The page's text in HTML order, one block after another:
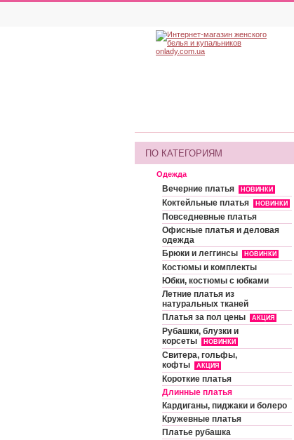
ПО КАТЕГОРИЯМ
Одежда
Вечерние платья НОВИНКИ
Коктейльные платья НОВИНКИ
Повседневные платья
Офисные платья и деловая
одежда
Брюки и леггинсы
НОВИНКИ
Костюмы и комплекты
Юбки, костюмы с юбками
Летние платья из
натуральных тканей
Платья за пол цены
АКЦИЯ
Рубашки, блузки и
корсеты
НОВИНКИ
Свитера, гольфы,
кофты
АКЦИЯ
Короткие платья
Длинные платья
Кардиганы, пиджаки и болеро
Кружевные платья
Платье рубашка